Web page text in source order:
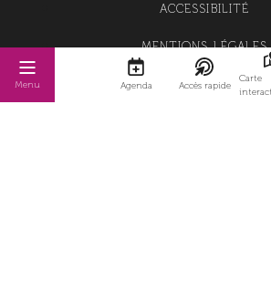
Menu Agenda Accès rapide
Carte
ACCESSIBILITÉ
MENTIONS LÉGALES
POLITIQUE DE